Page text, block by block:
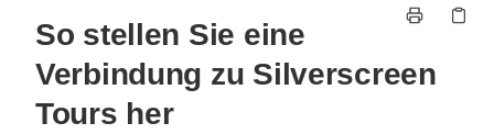
So stellen Sie eine
Verbindung zu Silverscreen
Tours her